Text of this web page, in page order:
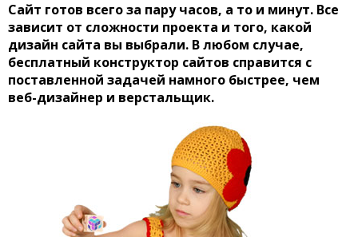
Сайт готов всего за пару часов, а то и минут. Все
зависит от сложности проекта и того, какой
дизайн сайта вы выбрали. В любом случае,
бесплатный конструктор сайтов справится с
поставленной задачей намного быстрее, чем
веб-дизайнер и верстальщик.